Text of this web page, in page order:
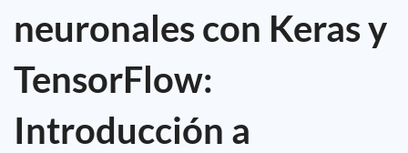
neuronales con Keras y
TensorFlow:
Introducción a